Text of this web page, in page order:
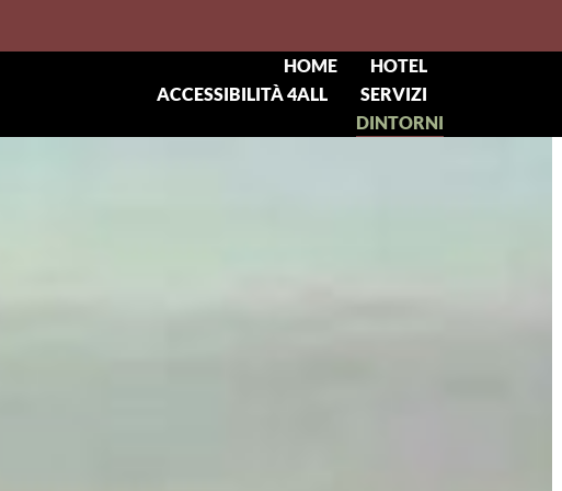
HOME
HOTEL
ACCESSIBILITÀ 4ALL
SERVIZI
DINTORNI